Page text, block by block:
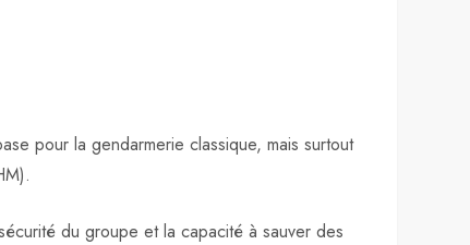
pour la gendarmerie classique, mais surtout
du groupe et la capacité à sauver des